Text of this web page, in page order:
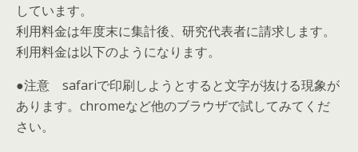
しています。
利用料金は年度末に集計後、研究代表者に請求します。
利用料金は以下のようになります。
●注意 safariで印刷しようとすると文字が抜ける現象が
あります。chromeなど他のブラウザで試してみてくだ
さい。